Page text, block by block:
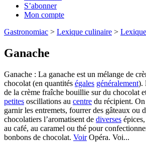
S’abonner
Mon compte
Gastronomiac > Lexique culinaire >
Ganache
Ganache : La ganache est un mélange de
chocolat (en quantités égales généralement).
de la crème fraîche bouillie sur du chocolat
petites oscillations au centre du récipient. On
garnir les entremets, fourrer des gâteaux ou
chocolatiers l’aromatisent de diverses
au café, au caramel ou thé pour
bonbons de chocolat. VoirOpéra. Voi...